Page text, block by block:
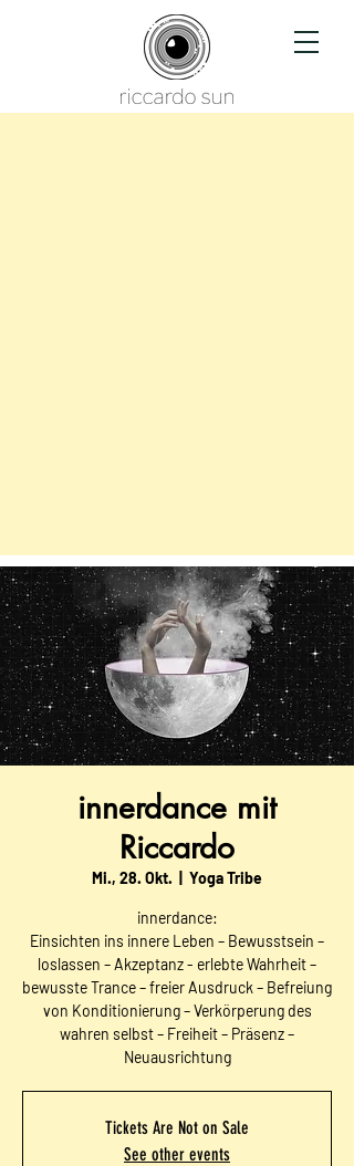
innerdance mit
Riccardo
Mi., 28. Okt. Yoga Tribe
innerdance:
Einsichten ins innere Leben – Bewusstsein –
loslassen – Akzeptanz - erlebte Wahrheit –
bewusste Trance – freier Ausdruck – Befreiung
von Konditionierung – Verkörperung des
wahren selbst – Freiheit – Präsenz –
Neuausrichtung
Tickets Are Not on Sale
See other events